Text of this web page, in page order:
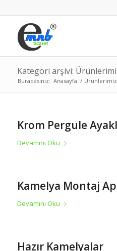
Kategori arşivi:
Buradasınız: Anasayfa / Ürünlerimiz
Krom Pergule
Devamını Oku
Kamelya Montaj
Devamını Oku
Hazır Kamelyalar